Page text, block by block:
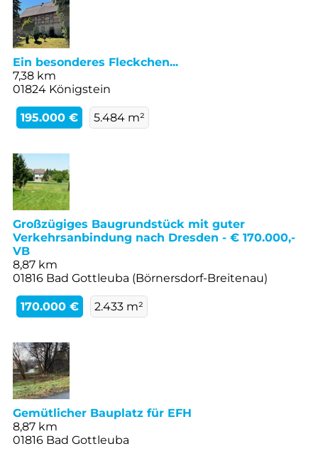
Ein besonderes Fleckchen...
7,38 km
01824 Königstein
195.000 € 5.484 m²
Großzügiges Baugrundstück mit guter
Verkehrsanbindung nach Dresden - € 170.000,-
VB
8,87 km
01816 Bad Gottleuba (Börnersdorf-Breitenau)
170.000 € 2.433 m²
Gemütlicher Bauplatz für EFH
8,87 km
01816 Bad Gottleuba